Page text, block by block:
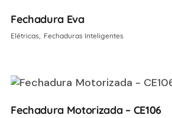
Fechadura Eva
Elétricas Fechaduras Inteligentes
Fechadura Motorizada – CE106